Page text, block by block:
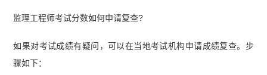
监理工程师考试分数如何申请复查?
如果对考试成绩有疑问，可以在当地考试机构申请成绩复查。步
骤如下：